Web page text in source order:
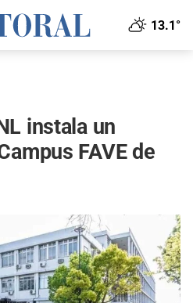
13.1°
instala un
FAVE de